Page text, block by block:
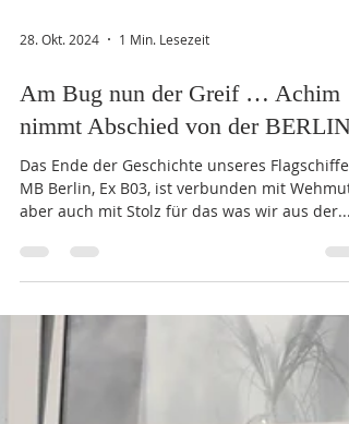
28. Okt. 2024 1 Min. Lesezeit
Am Bug nun der Greif … Achim
nimmt Abschied von der BERLIN